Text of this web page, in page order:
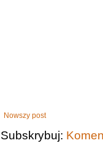
Nowszy post
Subskrybuj: